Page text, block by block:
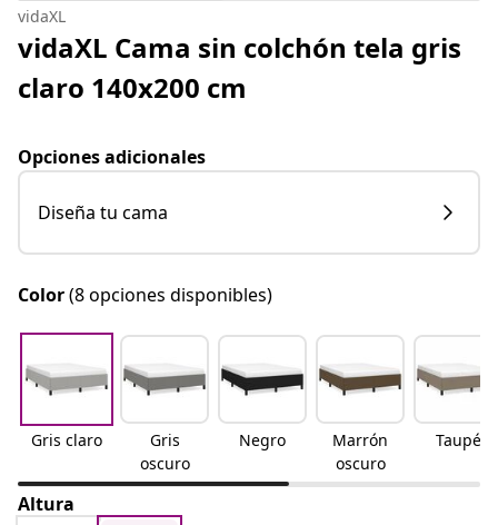
vidaXL
vidaXL Cama sin colchón tela gris
claro 140x200 cm
Opciones adicionales
Diseña tu cama
Color(8 opciones disponibles)
Gris claro
Gris
oscuro
Negro
Marrón
oscuro
Taupé
Altura